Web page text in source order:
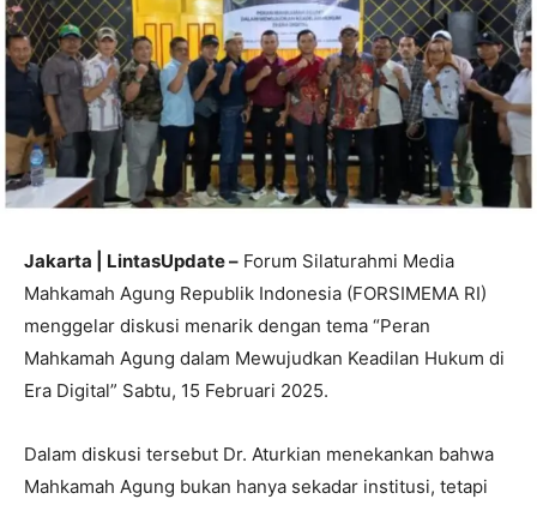
Jakarta | LintasUpdate – Forum Silaturahmi Media
Mahkamah Agung Republik Indonesia (FORSIMEMA RI)
menggelar diskusi menarik dengan tema “Peran
Mahkamah Agung dalam Mewujudkan Keadilan Hukum di
Era Digital” Sabtu, 15 Februari 2025.
Dalam diskusi tersebut Dr. Aturkian menekankan bahwa
Mahkamah Agung bukan hanya sekadar institusi, tetapi